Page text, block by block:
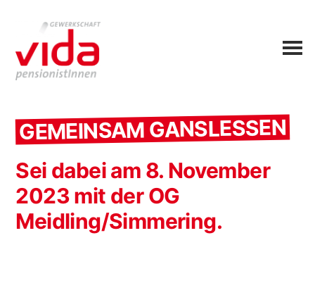
GEMEINSAM GANSLESSEN
Sei dabei am 8. November
2023 mit der OG
Meidling/Simmering.